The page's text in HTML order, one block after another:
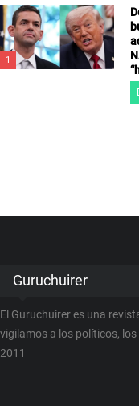
1
Guruchuirer
El Guruchuirer es una
vigilamos a los políticos,
2011